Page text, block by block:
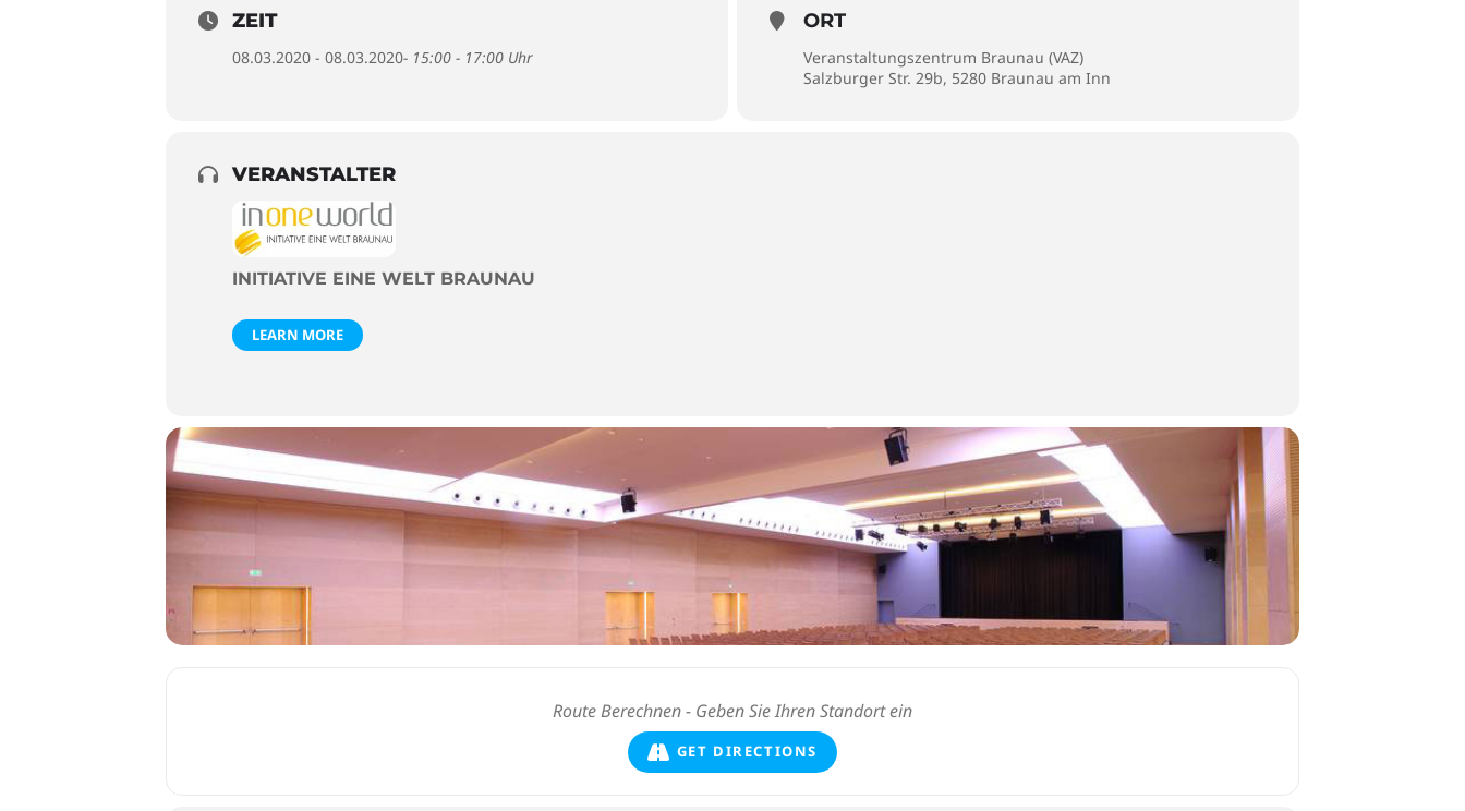
ZEIT
08.03.2020 - 08.03.2020- 15:00 - 17:00 Uhr
ORT
Veranstaltungszentrum Braunau (VAZ)
Salzburger Str. 29b, 5280 Braunau am Inn
VERANSTALTER
INITIATIVE EINE WELT BRAUNAU
LEARN MORE
GET DIRECTIONS